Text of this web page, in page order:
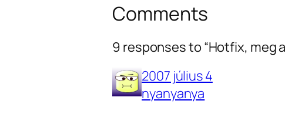
Comments
9 responses to “Hotfix, meg
2007 július 4
nyanyanya